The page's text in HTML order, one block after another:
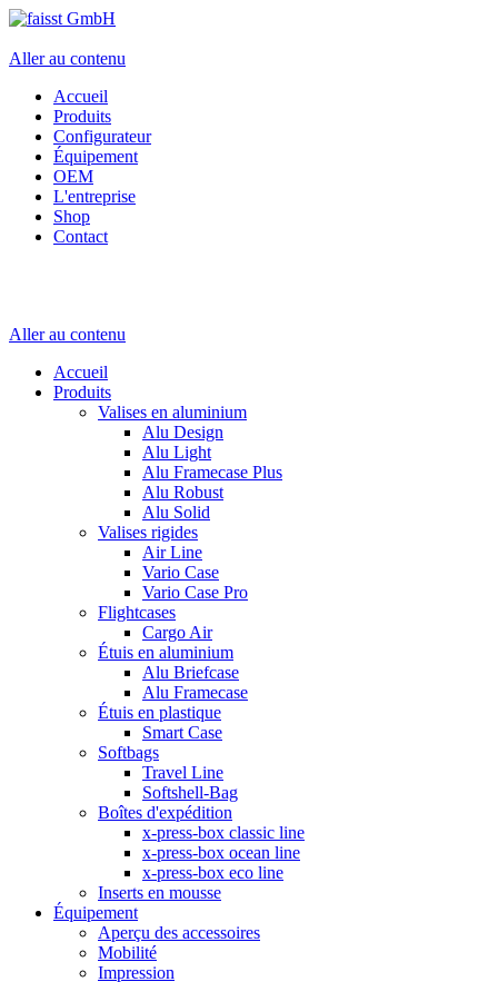
Aller au contenu
Accueil
Produits
Configurateur
Équipement
OEM
L'entreprise
Shop
Contact
Aller au contenu
Accueil
Produits
Valises en aluminium
Alu Design
Alu Light
Alu Framecase Plus
Alu Robust
Alu Solid
Valises rigides
Air Line
Vario Case
Vario Case Pro
Flightcases
Cargo Air
Étuis en aluminium
Alu Briefcase
Alu Framecase
Étuis en plastique
Smart Case
Softbags
Travel Line
Softshell-Bag
Boîtes d'expédition
x-press-box classic line
x-press-box ocean line
x-press-box eco line
Inserts en mousse
Équipement
Aperçu des accessoires
Mobilité
Impression